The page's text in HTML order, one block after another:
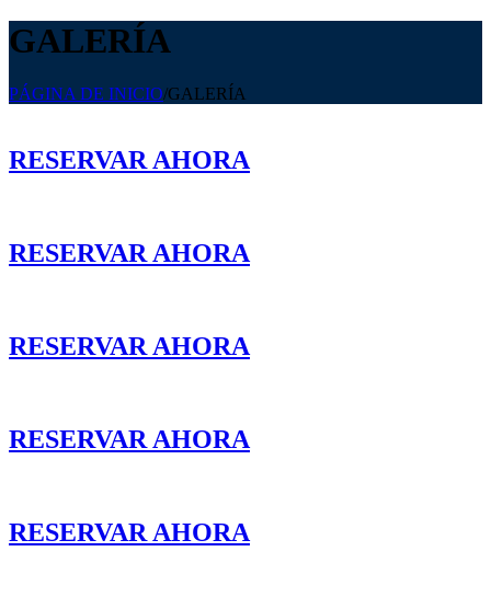
GALERÍA
PÁGINA DE INICIO/GALERÍA
RESERVAR AHORA
RESERVAR AHORA
RESERVAR AHORA
RESERVAR AHORA
RESERVAR AHORA